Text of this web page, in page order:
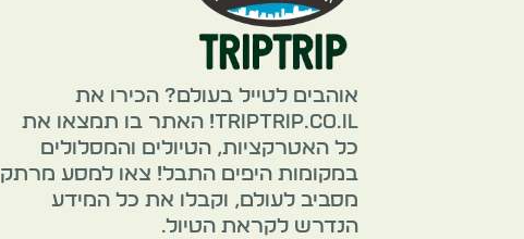
אוהבים לטייל בעולם? הכירו את
TripTrip.co.il! האתר בו תמצאו את
כל האטרקציות, הטיולים והמסלולים
במקומות היפים התבל! צאו למסע מרתק
מסביב לעולם, וקבלו את כל המידע
הנדרש לקראת הטיול.